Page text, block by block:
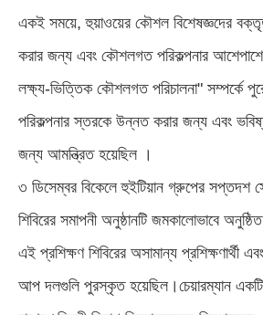
একই সময়ে, হুয়াওয়ের কৌশল বিশেষজ্ঞদের
করার জন্য এবং কৌশলগত পরিকল্পনার আশেপাশে
লক্ষ্য-ভিত্তিক কৌশলগত পরিচালনা" সম্পর্কে
পরিকল্পনার স্তরকে উন্নত করার জন্য এবং
জন্য আমন্ত্রিত হয়েছিল ।
৩ ডিসেম্বর বিকেলে হুইটিয়ান গ্রুপের সপ্তদশ
শিবিরের সমাপনী অনুষ্ঠানটি জমকালোভাবে
এই প্রশিক্ষণ শিবিরের অসামান্য প্রশিক্ষণার্থী
আপ দলগুলি পুরস্কৃত হয়েছিল।চেয়ারম্যান